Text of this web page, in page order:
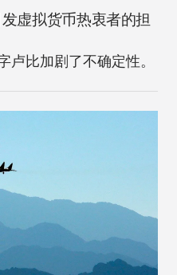
虚拟货币热衷者的担
卢比加剧了不确定性。